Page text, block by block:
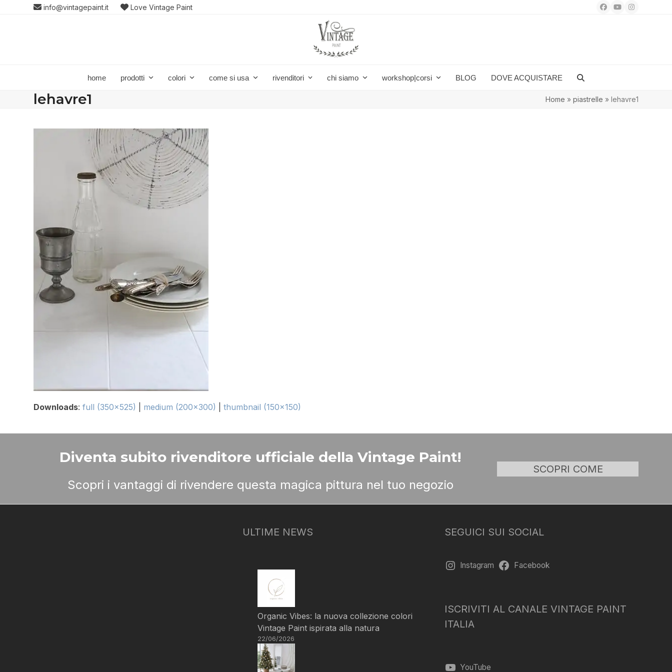
info@vintagepaint.it Love Vintage Paint Facebook
YouTubeInstagram
home prodotti colori come si usa rivenditori chi siamo workshop|corsi BLOG DOVE ACQUISTARE
lehavre1 Home » piastrelle » lehavre1
Downloads:full (350x525) medium (200x300) |thumbnail (150x150)
Diventa subito rivenditore ufficiale della Vintage Paint!
Scopri i vantaggi di rivendere questa magica pittura nel tuo negozio
SCOPRI COME
ULTIME NEWS
Organic Vibes: la nuova collezione colori
Vintage Paint ispirata alla natura
22/06/2026
SEGUICI SUI SOCIAL
Instagram Facebook
ISCRIVITI AL CANALE VINTAGE PAINT
ITALIA
YouTube